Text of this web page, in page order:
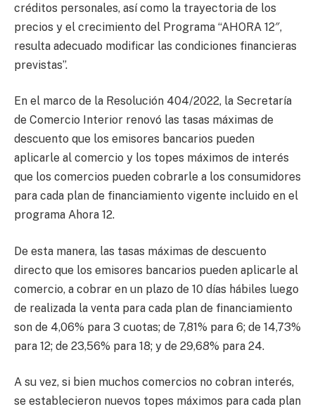
créditos personales, así como la trayectoria de los
precios y el crecimiento del Programa “AHORA 12″,
resulta adecuado modificar las condiciones financieras
previstas”.
En el marco de la Resolución 404/2022, la Secretaría
de Comercio Interior renovó las tasas máximas de
descuento que los emisores bancarios pueden
aplicarle al comercio y los topes máximos de interés
que los comercios pueden cobrarle a los consumidores
para cada plan de financiamiento vigente incluido en el
programa Ahora 12.
De esta manera, las tasas máximas de descuento
directo que los emisores bancarios pueden aplicarle al
comercio, a cobrar en un plazo de 10 días hábiles luego
de realizada la venta para cada plan de financiamiento
son de 4,06% para 3 cuotas; de 7,81% para 6; de 14,73%
para 12; de 23,56% para 18; y de 29,68% para 24.
A su vez, si bien muchos comercios no cobran interés,
se establecieron nuevos topes máximos para cada plan